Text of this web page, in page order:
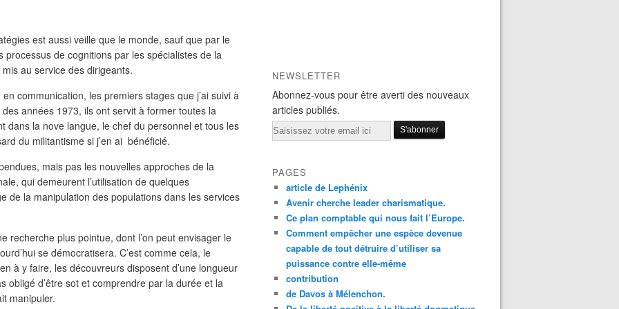
est aussi veille que le monde, sauf que par le
de cognitions par les spécialistes de la
au service des dirigeants.
communication, les premiers stages que j’ai suivi à
années 1973, ils ont servit à former toutes la
dans la nove langue, le chef du personnel et tous les
du militantisme si j’en ai bénéficié.
mais pas les nouvelles approches de la
qui demeurent l’utilisation de quelques
de la manipulation des populations dans les services
recherche plus pointue, dont l’on peut envisager le
se démocratisera. C’est comme cela, le
à y faire, les découvreurs disposent d’une longueur
obligé d’être sot et comprendre par la durée et la
manipuler.
NEWSLETTER
Abonnez-vous pour être averti des nouveaux
articles publiés.
Email
PAGES
article de Lephénix
Avenir cherche leader charismatique.
Ce plan comptable qui nous fait l’Europe.
Comment empêcher une espèce devenue
capable de tout détruire d’utiliser sa
puissance contre elle-même
contribution
de Davos à Mélenchon.